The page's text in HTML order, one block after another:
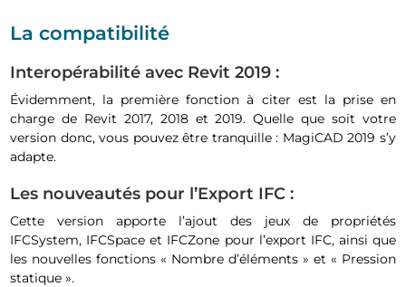
La compatibilité
Interopérabilité avec Revit 2019 :
Évidemment, la première fonction à citer est la prise en
charge de Revit 2017, 2018 et 2019. Quelle que soit votre
version donc, vous pouvez être tranquille : MagiCAD 2019 s’y
adapte.
Les nouveautés pour l’Export IFC :
Cette version apporte l’ajout des jeux de propriétés
IFCSystem, IFCSpace et IFCZone pour l’export IFC, ainsi que
les nouvelles fonctions « Nombre d’éléments » et « Pression
statique ».